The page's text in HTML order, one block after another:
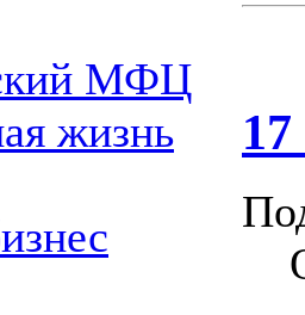
МФЦ
жизнь